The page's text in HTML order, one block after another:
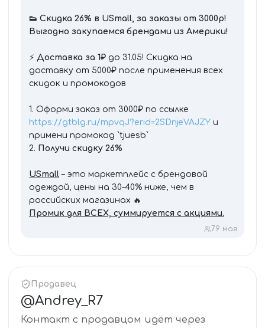
👟 Скидка 26% в USmall, за заказы от 3000р!
Выгодно закупаемся брендами из Америки!
⚡️ Доставка за 1₽ до 31.05! Скидка на
доставку от 5000₽ после применения всех
скидок и промокодов
1. Оформи заказ от 3000₽ по ссылке
https://gtblg.ru/mpvqJ?erid=2SDnjeVAJZY и
примени промокод `tjuesb`
2. Получи скидку 26%
USmall – это маркетплейс с брендовой
одеждой, цены на 30-40% ниже, чем в
российских магазинах 🔥
Промик для ВСЕХ, суммируется с акциями.
79 мая
Продавец
@Andrey_R7
Контакт с продавцом идёт через